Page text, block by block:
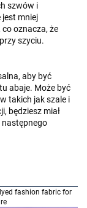
szwów i
mniej
oznacza, że
szyciu.
aby być
abaje. Może być
takich jak szale i
będziesz miał